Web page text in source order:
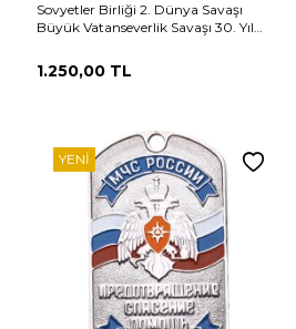
Sovyetler Birliği 2. Dünya Savaşı
Büyük Vatanseverlik Savaşı 30. Yıl
MVM2221
1.250,00 TL
YENI